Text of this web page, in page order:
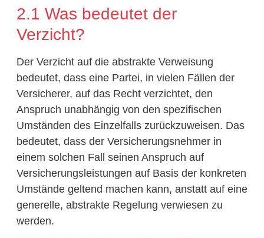
2.1 Was bedeutet der
Verzicht?
Der Verzicht auf die abstrakte Verweisung
bedeutet, dass eine Partei, in vielen Fällen der
Versicherer, auf das Recht verzichtet, den
Anspruch unabhängig von den spezifischen
Umständen des Einzelfalls zurückzuweisen. Das
bedeutet, dass der Versicherungsnehmer in
einem solchen Fall seinen Anspruch auf
Versicherungsleistungen auf Basis der konkreten
Umstände geltend machen kann, anstatt auf eine
generelle, abstrakte Regelung verwiesen zu
werden.